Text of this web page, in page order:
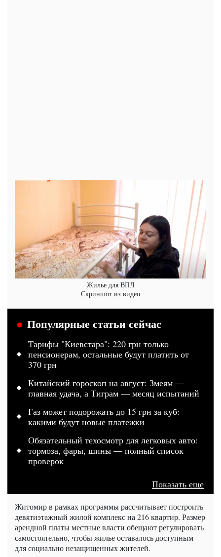
Жилье для ВПЛ
Скриншот из видео
Популярные статьи сейчас
Тарифы "Киевстара": 220 грн только
пенсионерам, остальные будут платить от
370 грн
Китайский гороскоп на август: Змеям —
главная удача, а Тиграм — месяц испытаний
Газ может подорожать до 15 грн за куб:
какими будут новые платежки
Обязательный техосмотр для легковых авто:
тормоза, фары, шины — полный список
проверок
Показать еще
Житомир в рамках программы рассчитывает построить
девятиэтажный жилой комплекс на 216 квартир. Размер
арендной платы местные власти обещают регулировать
самостоятельно, чтобы жилье оставалось доступным
для социально незащищенных жителей.